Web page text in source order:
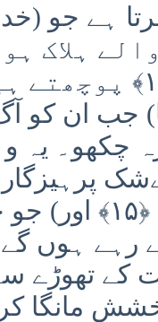
وہی پھرتا ہے
بےخبری میں بھولے ہوئے
اُس دن (ہوگا) جب
کا مزہ
جلدی مچایا کرتے تھے ﴿۱۴﴾
چشموں میں (عیش کر رہے)
لے رہے ہوں
نیکیاں کرتے تھے ﴿۱۶﴾